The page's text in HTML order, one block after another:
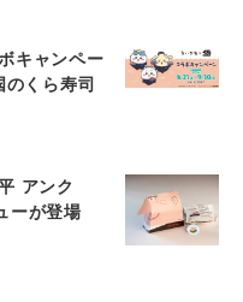
キャンペー
くら寿司
アンク
ーが登場